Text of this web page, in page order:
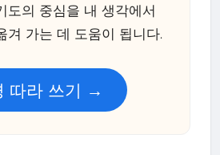
도의 중심을 내 생각에서
겨 가는 데 도움이 됩니다.
따라 쓰기 →